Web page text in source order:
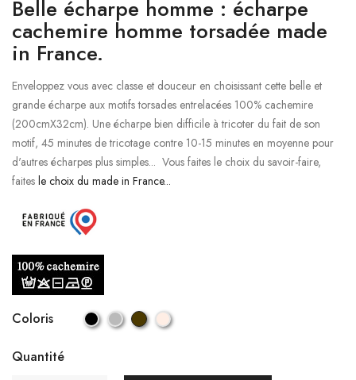
Belle écharpe homme : écharpe
cachemire homme torsadée made
in France.
Enveloppez vous avec classe et douceur en choisissant cette belle et
grande écharpe aux motifs torsades entrelacées 100% cachemire
(200cmX32cm). Une écharpe bien difficile à tricoter du fait de son
motif, 45 minutes de tricotage contre 10-15 minutes en moyenne pour
d'autres écharpes plus simples... Vous faites le choix du savoir-faire,
faites le choix du made in France...
Coloris
Quantité